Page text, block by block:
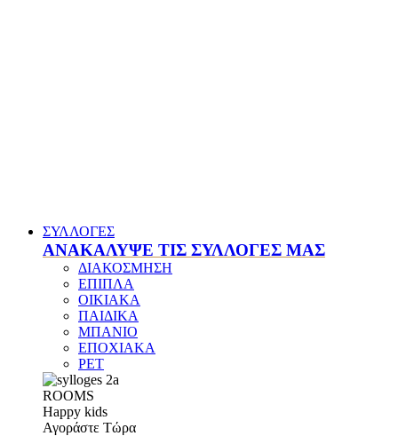
ΣΥΛΛΟΓΕΣ
ΑΝΑΚΑΛΥΨΕ ΤΙΣ ΣΥΛΛΟΓΕΣ ΜΑΣ
ΔΙΑΚΟΣΜΗΣΗ
ΕΠΙΠΛΑ
ΟΙΚΙΑΚΑ
ΠΑΙΔΙΚΑ
ΜΠΑΝΙΟ
ΕΠΟΧΙΑΚΑ
PET
ROOMS
Happy kids
Αγοράστε Τώρα